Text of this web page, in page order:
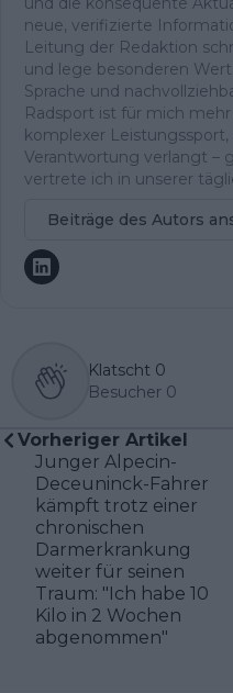
neue, verifizierte
Leitung der Redaktion
und lege besonderen
Sprache und
Radsport ist für mich
komplexer
Verantwortung verlangt –
vertrete ich in unserer
Beiträge des Autors
Klatscht 0
Besucher 0
Vorheriger Artikel
Junger Alpecin-
Deceuninck-Fahrer
kämpft trotz einer
chronischen
Darmerkrankung
weiter für seinen
Traum: "Ich habe 10
Kilo in 2 Wochen
abgenommen"